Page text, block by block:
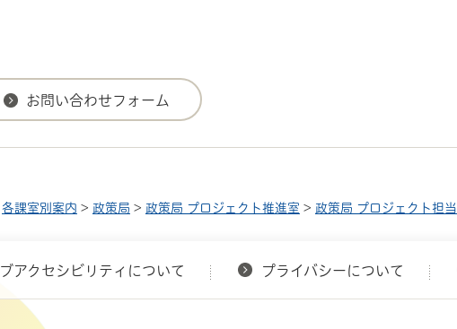
各課室別案内 > 政策局 > 政策局 プロジェクト推進室 > 政策局 プロジェクト担当
アクセシビリティについて プライバシーについて